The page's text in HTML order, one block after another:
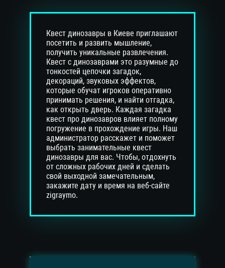
Квест динозавры в Киеве приглашают
посетить и развить мышление,
получить уникальные развлечения.
Квест с динозаврами это разумные до
тонкостей цепочки загадок,
декораций, звуковых эффектов,
которые обучат игроков оперативно
принимать решения, и найти отгадка,
как открыть дверь. Каждая загадка
квест про динозавров влияет полному
погружение в прохождение игры. Наш
администратор расскажет и поможет
выбрать занимательные квест
динозавры для вас. Чтобы, отдохнуть
от сложных рабочих дней и сделать
свой выходной замечательным,
закажите дату и время на веб-сайте
zigraymo.